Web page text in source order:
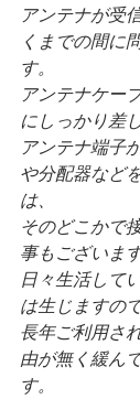
アンテナが受
くまでの間に
す。
アンテナケー
にしっかり差
アンテナ端子
や分配器など
は、
そのどこかで
事もございます
日々生活して
は生じますので
長年ご利用さ
由が無く緩ん
す。